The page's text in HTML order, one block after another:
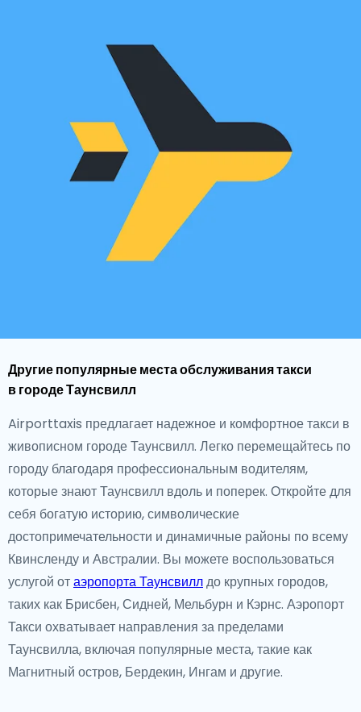
Другие популярные места обслуживания такси
в городе Таунсвилл
Airporttaxis предлагает надежное и комфортное такси в
живописном городе Таунсвилл. Легко перемещайтесь по
городу благодаря профессиональным водителям,
которые знают Таунсвилл вдоль и поперек. Откройте для
себя богатую историю, символические
достопримечательности и динамичные районы по всему
Квинсленду и Австралии. Вы можете воспользоваться
услугой отаэропорта Таунсвиллдо крупных городов,
таких как Брисбен, Сидней, Мельбурн и Кэрнс. Аэропорт
Такси охватывает направления за пределами
Таунсвилла, включая популярные места, такие как
Магнитный остров, Бердекин, Ингам и другие.